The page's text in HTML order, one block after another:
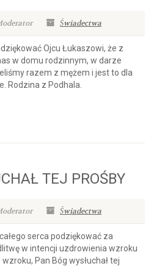
Świadectwa
Ojcu Łukaszowi, że z
w domu rodzinnym, w darze
razem z mężem i jest to dla
Rodzina z Podhala.
TEJ PROŚBY
Świadectwa
serca podziękować za
w intencji uzdrowienia wzroku
Pan Bóg wysłuchał tej